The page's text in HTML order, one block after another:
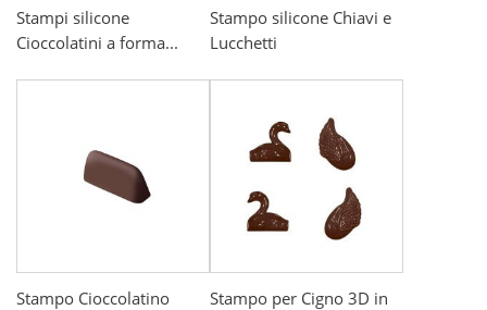
Stampi silicone
Cioccolatini a forma...
Stampo silicone Chiavi e
Lucchetti
Stampo Cioccolatino
Stampo per Cigno 3D in